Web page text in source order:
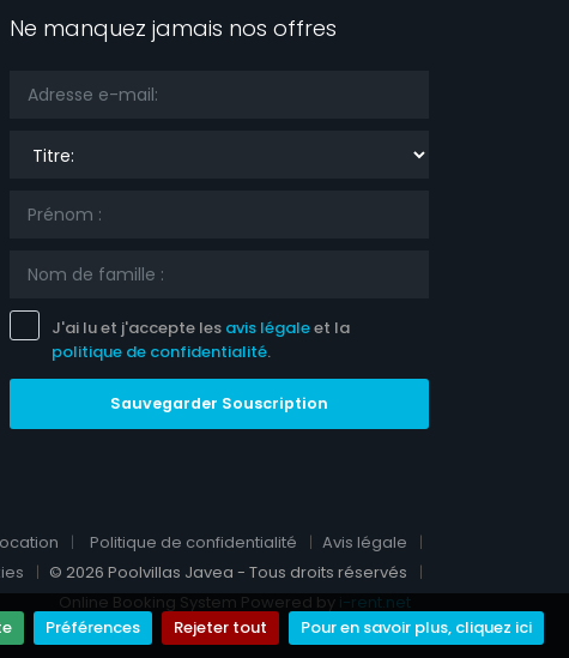
Préférences Rejeter tout Pour en savoir plus, cliquez ici
Ne manquez jamais nos offres
J'ai lu et j'accepte les avis légaleet la
politique de confidentialité.
Sauvegarder Souscription
Politique de confidentialité
Avis légale
© 2026 Poolvillas Javea - Tous droits réservés
Online Booking System Powered by i-rent.net